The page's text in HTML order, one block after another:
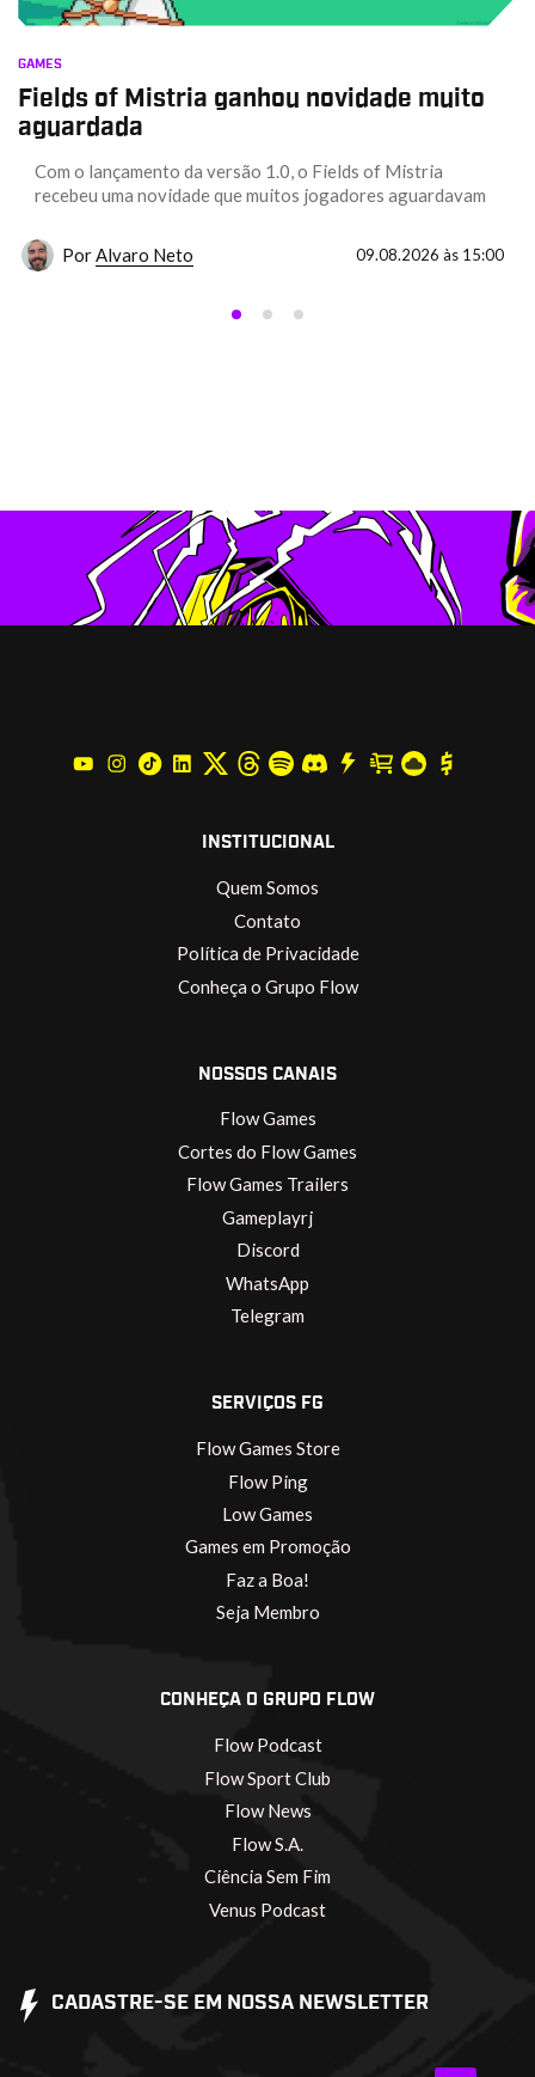
GAMES
Fields of Mistria ganhou novidade muito
aguardada
Com o lançamento da versão 1.0, o Fields of Mistria
recebeu uma novidade que muitos jogadores aguardavam
PorAlvaro Neto 09.08.2026 às 15:00
INSTITUCIONAL
Quem Somos
Contato
Política de Privacidade
Conheça o Grupo Flow
NOSSOS CANAIS
Flow Games
Cortes do Flow Games
Flow Games Trailers
Gameplayrj
Discord
WhatsApp
Telegram
SERVIÇOS FG
Flow Games Store
Flow Ping
Low Games
Games em Promoção
Faz a Boa!
Seja Membro
CONHEÇA O GRUPO FLOW
Flow Podcast
Flow Sport Club
Flow News
Flow S.A.
Ciência Sem Fim
Venus Podcast
CADASTRE-SE EM NOSSA NEWSLETTER